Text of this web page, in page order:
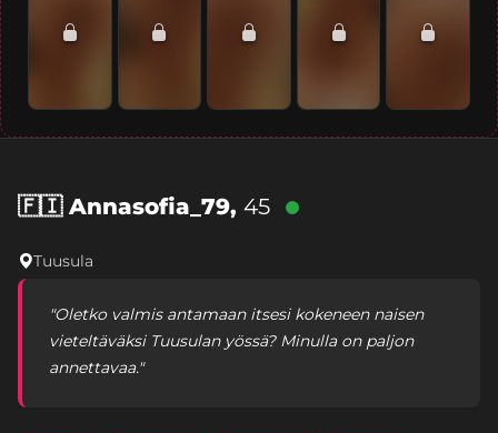
🇫🇮Annasofia_79, 45
Tuusula
"Oletko valmis antamaan itsesi kokeneen naisen
vieteltäväksi Tuusulan yössä? Minulla on paljon
annettavaa."